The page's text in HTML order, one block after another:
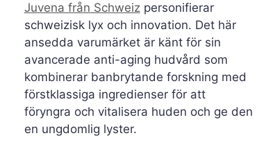
Juvena från Schweizpersonifierar
schweizisk lyx och innovation. Det här
ansedda varumärket är känt för sin
avancerade anti-aging hudvård som
kombinerar banbrytande forskning med
förstklassiga ingredienser för att
föryngra och vitalisera huden och ge den
en ungdomlig lyster.